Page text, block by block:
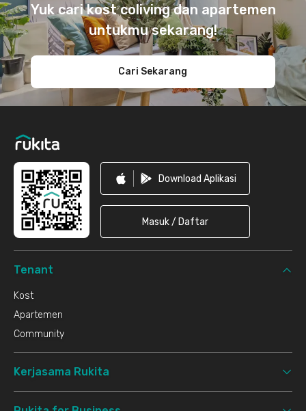
Yuk cari kost coliving dan apartemen
untukmu sekarang!
Cari Sekarang
Download Aplikasi
Masuk / Daftar
Tenant
Kost
Apartemen
Community
Kerjasama Rukita